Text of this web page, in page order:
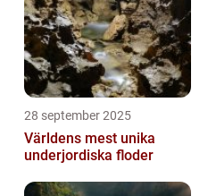
28 september 2025
Världens mest unika
underjordiska floder